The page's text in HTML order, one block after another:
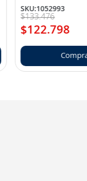
SKU:1052993
$133.476
$122.798